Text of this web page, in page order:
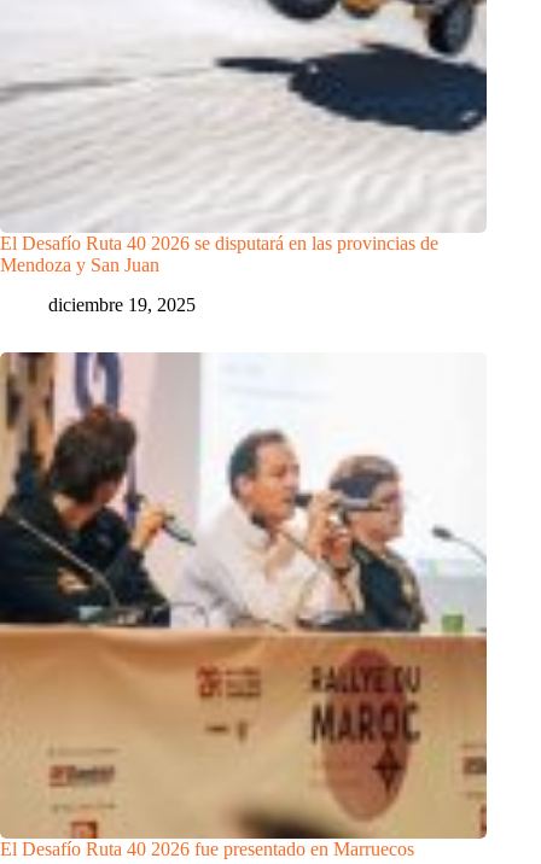
El Desafío Ruta 40 2026 se disputará en las provincias de
Mendoza y San Juan
diciembre 19, 2025
El Desafío Ruta 40 2026 fue presentado en Marruecos